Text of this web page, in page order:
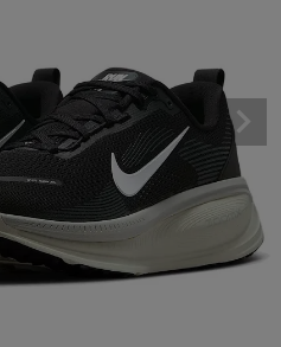
検索
ら